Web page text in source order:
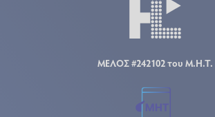
ΜΕΛΟΣ #242102 του Μ.Η.Τ.